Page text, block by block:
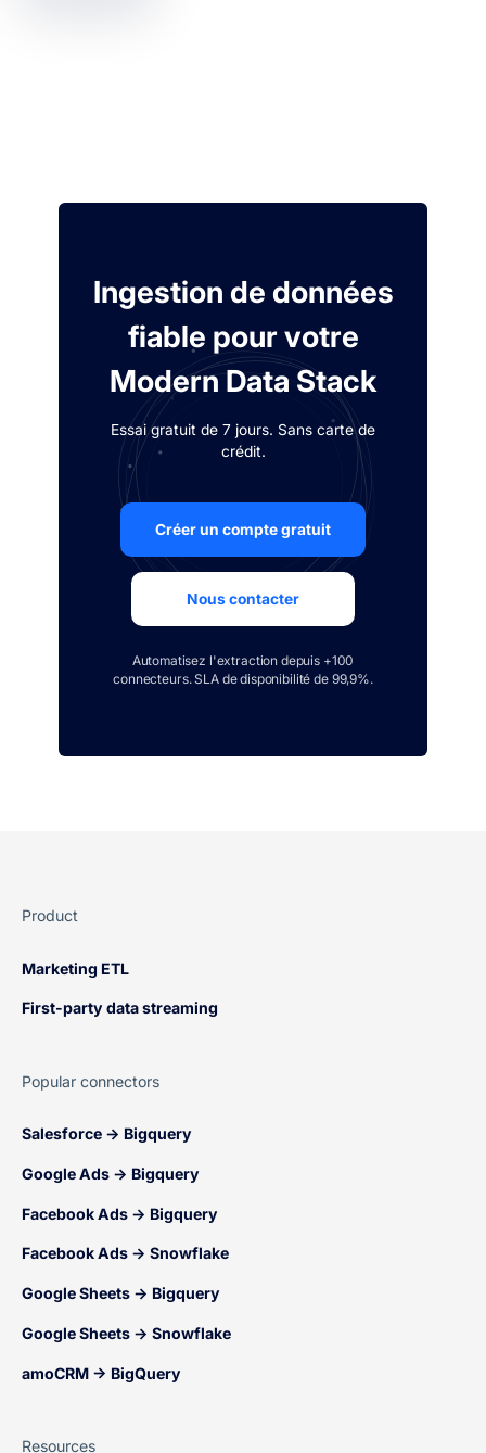
Ingestion de données
fiable pour votre
Modern Data Stack
Essai gratuit de 7 jours. Sans carte de
crédit.
Créer un compte gratuit
Nous contacter
Automatisez l'extraction depuis +100
connecteurs. SLA de disponibilité de 99,9%.
Product
Marketing ETL
First-party data streaming
Popular connectors
Salesforce → Bigquery
Google Ads → Bigquery
Facebook Ads → Bigquery
Facebook Ads → Snowflake
Google Sheets → Bigquery
Google Sheets → Snowflake
amoCRM → BigQuery
Resources